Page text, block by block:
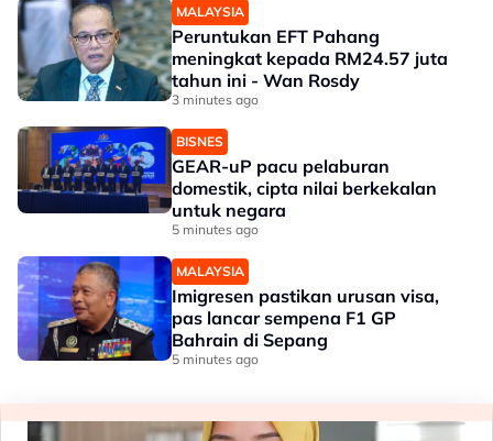
MALAYSIA
Peruntukan EFT Pahang
meningkat kepada RM24.57 juta
tahun ini - Wan Rosdy
3 minutes ago
BISNES
GEAR-uP pacu pelaburan
domestik, cipta nilai berkekalan
untuk negara
5 minutes ago
MALAYSIA
Imigresen pastikan urusan visa,
pas lancar sempena F1 GP
Bahrain di Sepang
5 minutes ago